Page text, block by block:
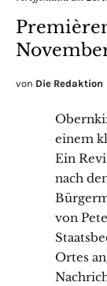
von Die Redaktion
einem
Ein
nach
von
Ortes